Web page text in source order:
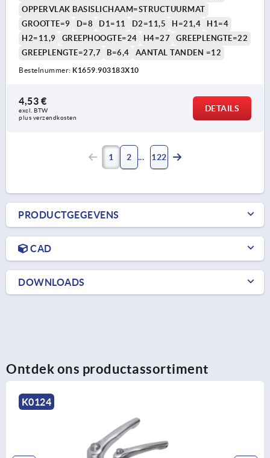
OPPERVLAK BASISLICHAAM=STRUCTUURMAT
GROOTTE=9
D=8 D1=11 D2=11,5 H=21,4
H1=4
H2=11,9
GREEPHOOGTE=24 H4=27
GREEPLENGTE=22
GREEPLENGTE=27,7
B=6,4 AANTAL TANDEN =12
Bestelnummer: K1659.903183X10
4,53 €
excl. BTW
plus verzendkosten
DETAILS
1 2 122
PRODUCTGEGEVENS
CAD
DOWNLOADS
Ontdek ons productassortiment